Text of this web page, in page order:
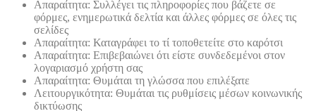
Απαραίτητα: Συλλέγει τις πληροφορίες που βάζετε σε
φόρμες, ενημερωτικά δελτία και άλλες φόρμες σε όλες τις
σελίδες
Απαραίτητα: Καταγράφει το τί τοποθετείτε στο καρότσι
Απαραίτητα: Επιβεβαιώνει ότι είστε συνδεδεμένοι στον
λογαριασμό χρήστη σας
Απαραίτητα: Θυμάται τη γλώσσα που επιλέξατε
Λειτουργικότητα: Θυμάται τις ρυθμίσεις μέσων κοινωνικής
δικτύωσης